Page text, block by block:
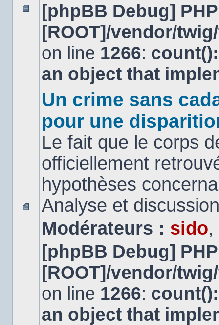
Aucun
message
non
[phpBB Debug]
[ROOT]/vendor/
on line 1266:
an object that
message
non
lu
Un crime sans
pour une
Le fait que le corps
officiellement
hypothèses
Analyse et
Modérateurs : sido,
[phpBB Debug]
[ROOT]/vendor/
on line 1266:
an object that